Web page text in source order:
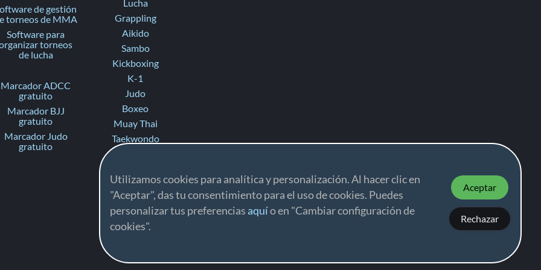
Utilizamos cookies para analítica y personalización. Al hacer clic en
"Aceptar", das tu consentimiento para el uso de cookies. Puedes
personalizar tus preferencias aquío en "Cambiar configuración de
cookies".
Aceptar
Rechazar
de gestión
torneos de MMA
Software para
torneos
de lucha
Marcador ADCC
gratuito
Marcador BJJ
gratuito
Marcador Judo
gratuito
Lucha
Grappling
Aikido
Sambo
Kickboxing
K-1
Judo
Boxeo
Muay Thai
Taekwondo
Fighting
Ne-waza Gi
Ne-waza No-Gi
Contact Ju-Jitsu